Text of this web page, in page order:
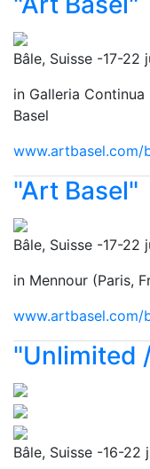
Bâle, Suisse -17-22
in Galleria
Basel
www.artbasel.com/
"Art Basel"
Bâle, Suisse -17-22
in Mennour (Paris,
www.artbasel.com/
"Unlimited
Bâle, Suisse -16-22